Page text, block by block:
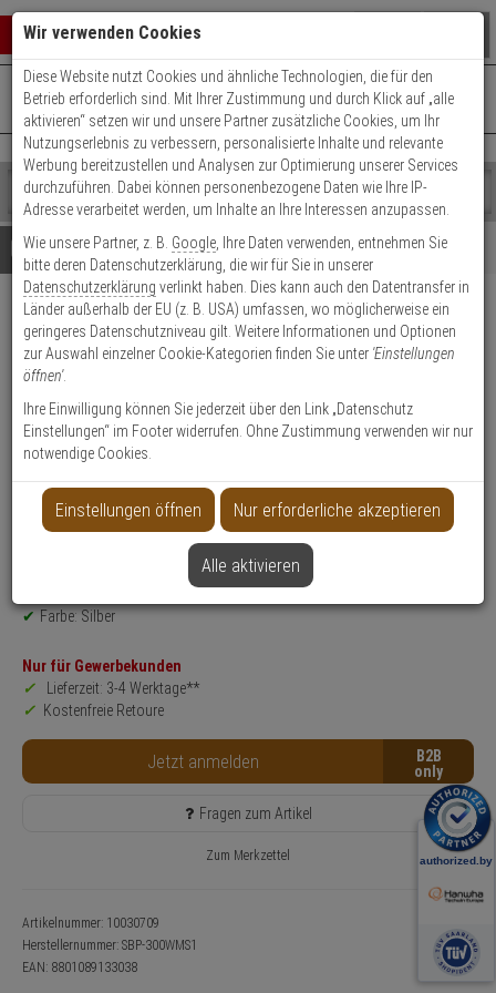
Warenkorb schließen
0 ARTIKEL IM WARENKORB
Ihr Warenkorb ist momentan leer.
Ergebnisse ()
Fertig
Shop
durchsuchen
Bitte
geben
Sie
mindestens
Zeichen
ein,
um
Suche
Es
wurde
noch
Kategorien
Suche
gestartet
+49 (0)821 899 493-0Mo. - Do.: 8:00 - 16:30 | Fr.: 8:00 - 14:00 Uhr
Kontaktservice nutzen
Details Beratung
Hanwha SBP-300WMS1
Wandmontagearm
Produktmerkmale
Datenblatt drucken
Produktinformationen
Halterung, Zubehörartikel - Modell: Hanwha Vision Montagezubehör
Montageart: Wandmontage
Anwendung: Videoüberwachung
Farbe: Silber
Nur für Gewerbekunden
Lieferzeit: 3-4 Werktage**
Kostenfreie Retoure
Jetzt anmelden B2B
Fragen zum Artikel
Zum Merkzettel
Artikelnummer: 10030709
Herstellernummer: SBP-300WMS1
EAN: 8801089133038
Wir verwenden Cookies
Diese Website nutzt Cookies und ähnliche Technologien, die für den
Betrieb erforderlich sind. Mit Ihrer Zustimmung und durch Klick auf „alle
aktivieren“ setzen wir und unsere Partner zusätzliche Cookies, um Ihr
Nutzungserlebnis zu verbessern, personalisierte Inhalte und relevante
Werbung bereitzustellen und Analysen zur Optimierung unserer Services
durchzuführen. Dabei können personenbezogene Daten wie Ihre IP-
Adresse verarbeitet werden, um Inhalte an Ihre Interessen anzupassen.
Wie unsere Partner, z. B. Google , Ihre Daten verwenden, entnehmen Sie
bitte deren Datenschutzerklärung, die wir für Sie in unserer
Datenschutzerklärung verlinkt haben. Dies kann auch den Datentransfer in
Länder außerhalb der EU (z. B. USA) umfassen, wo möglicherweise ein
geringeres Datenschutzniveau gilt. Weitere Informationen und Optionen
zur Auswahl einzelner Cookie-Kategorien finden Sie unter 'Einstellungen
öffnen'.
Ihre Einwilligung können Sie jederzeit über den Link „Datenschutz
Einstellungen“ im Footer widerrufen. Ohne Zustimmung verwenden wir nur
notwendige Cookies.
Einstellungen öffnen Nur erforderliche akzeptieren
Alle aktivieren